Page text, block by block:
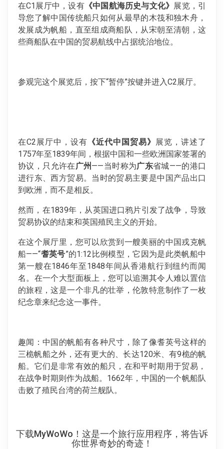
在C1展厅中，设有《中国航海历史与文化》 展览，引
导您了解中国传统船只如何从最早的木筏和独木舟，
发展成为帆船，直至组成商船队，从宋朝至清朝，这
些商船队在中国的贸易航线中占据统治地位。
参观完这个展览后，按下“暂停”按键并进入C2展厅。
在C2展厅中，设有 《近代中国贸易》 展览，讲述了
1757年至1839年间，根据中国和一些欧洲国家签署的
协议，只允许在广州 ——当时称为广东省城——的港口
进行东、西方贸易。当时的贸易主要是中国产品出口
到欧洲，而不是相反。
然而，在1839年，从英国进口鸦片引发了战争，导致
贸易协议的结束和英国殖民主义的开始。
在这个展厅里，您可以欣赏到一艘美丽的中国戎克帆
船——“耆英号”的1:12比例模型，它因为是此类帆船中
第一艘在1846年至1848年间从香港航行到纽约而闻
名。在一个大型面板上，您可以追溯其令人难以置信
的旅程，这是一个非凡的壮举，伦敦特意制作了一枚
纪念章来纪念这一事件。
趣闻：中国的帆船有各种尺寸，除了像耆英号这样的
三桅帆船之外，还有更大的、长达120米、有9桅的帆
船。它们是非常有效的船只，在和平时期用于贸易，
在战争时期则作为战船。1662年，中国的一个帆船队
击败了殖民台湾的荷兰舰队。
下载MyWoWo！这是一个旅行应用程序，将告诉
你世界奇妙的奇迹！